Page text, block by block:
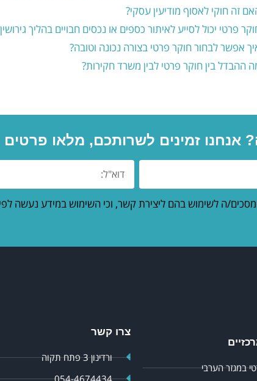
זה חוקי לאסוף מודיעין עסקי?
פרטי יכול לסייע לאיתור כספים או נכסים חבויים בהליך
אפשר לבחור חוקר פרטי בצורה נכונה וטובה?
ההבדל בין חוקר פרטי לבין משרד חקירות?
אנחנו זמינים לשרותכם, מלאו פרטים
ה לשימוש בהם ליצירת קשר, וכי השימוש במידע נעשה
במגזר הערבי
צרו קשר
ורדינון 3 פתח תקוה
054-4674434